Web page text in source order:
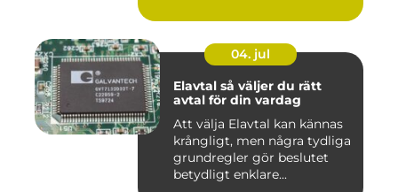
04. jul
Elavtal så väljer du rätt
avtal för din vardag
Att välja Elavtal kan kännas
krångligt, men några tydliga
grundregler gör beslutet
betydligt enklare...